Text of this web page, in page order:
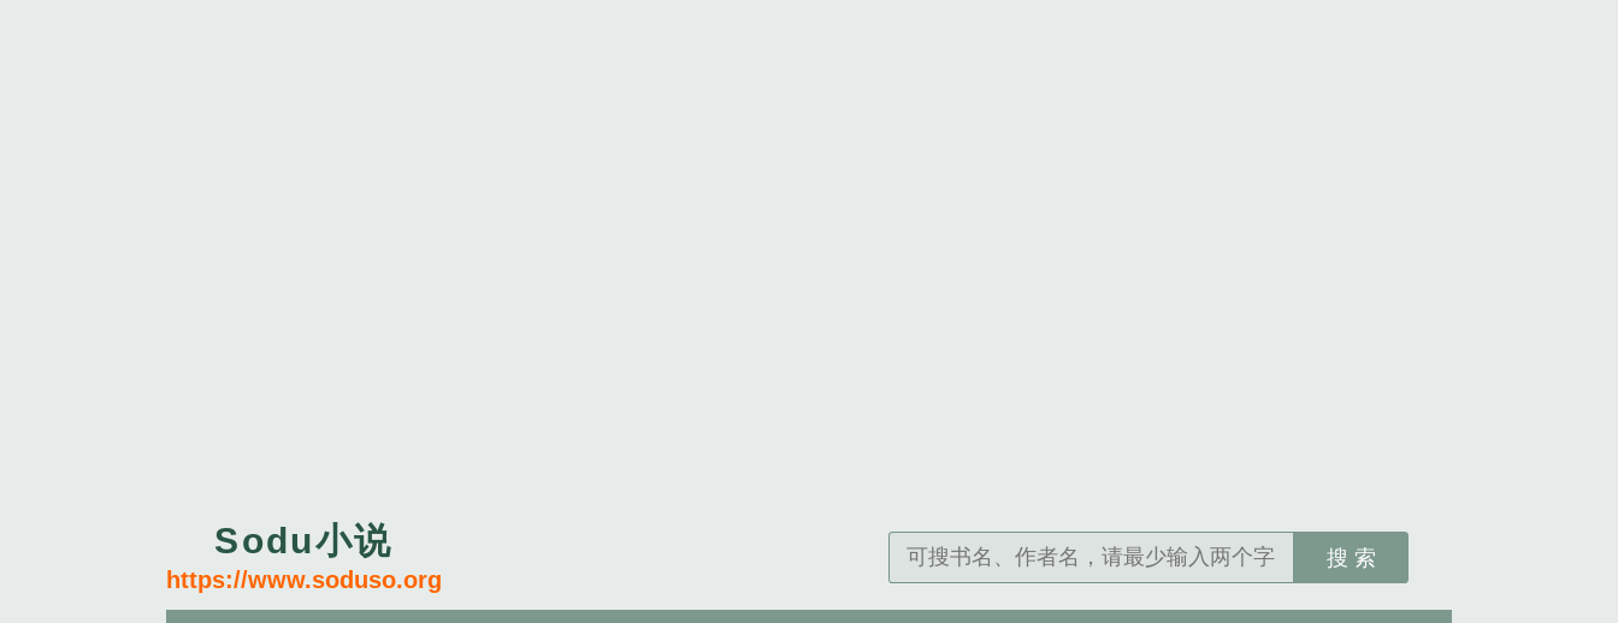
Sodu小说
https://www.soduso.org
搜 索